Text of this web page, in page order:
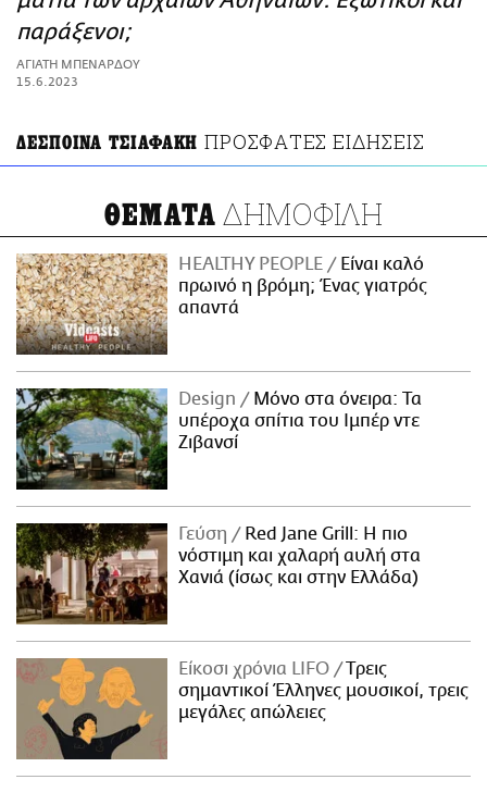
ΑΜΠΑ
PRINT
παράξενοι;
ΑΓΙΑΤΗ ΜΠΕΝΑΡΔΟΥ
15.6.2023
ΔΕΣΠΟΙΝΑ ΤΣΙΑΦΑΚΗ ΠΡΟΣΦΑΤΕΣ ΕΙΔΗΣΕΙΣ
ΘΕΜΑΤΑ ΔΗΜΟΦΙΛΗ
HEALTHY PEOPLE
Είναι καλό
πρωινό η βρόμη; Ένας γιατρός
απαντά
Design
Μόνο στα όνειρα: Τα
υπέροχα σπίτια του Ιμπέρ ντε
Ζιβανσί
Γεύση
Red Jane Grill: Η πιο
νόστιμη και χαλαρή αυλή στα
Χανιά (ίσως και στην Ελλάδα)
Είκοσι χρόνια LIFO
Tρεις
σημαντικοί Έλληνες μουσικοί, τρεις
μεγάλες απώλειες